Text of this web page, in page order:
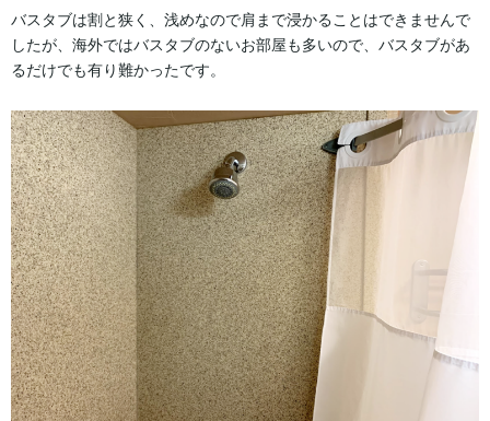
バスタブは割と狭く、浅めなので肩まで浸かることはできませんで
したが、海外ではバスタブのないお部屋も多いので、バスタブがあ
るだけでも有り難かったです。